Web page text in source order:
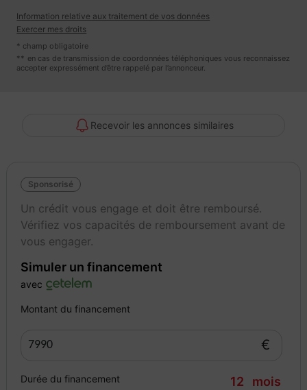
Information relative aux traitement de vos données
Exercer mes droits
* champ obligatoire
** en cas de transmission de coordonnées téléphoniques vous reconnaissez
accepter expressément d’être rappelé par l’annonceur.
Recevoir les annonces similaires
Sponsorisé
Un crédit vous engage et doit être remboursé.
Vérifiez vos capacités de remboursement avant de
vous engager.
Simuler un financement
avec
Montant du financement
€
Durée du financement 12 mois